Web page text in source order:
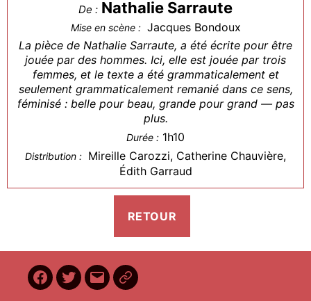
De : Nathalie Sarraute
Mise en scène : Jacques Bondoux
La pièce de Nathalie Sarraute, a été écrite pour être
jouée par des hommes. Ici, elle est jouée par trois
femmes, et le texte a été grammaticalement et
seulement grammaticalement remanié dans ce sens,
féminisé : belle pour beau, grande pour grand — pas
plus.
Durée : 1h10
Distribution : Mireille Carozzi, Catherine Chauvière,
Édith Garraud
Facebook
Twitter
E-
BilletReduc